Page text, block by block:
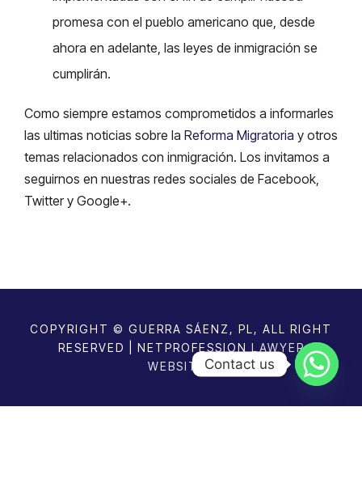
promesa con el pueblo americano que, desde
ahora en adelante, las leyes de inmigración se
cumplirán.
Como siempre estamos comprometidos a informarles
las ultimas noticias sobre la Reforma Migratoria y otros
temas relacionados con inmigración. Los invitamos a
seguirnos en nuestras redes sociales de Facebook,
Twitter y Google+.
COPYRIGHT © GUERRA SÁENZ, PL, ALL RIGHT
RESERVED | NETPROFESSION LAWYER
WEBSITESContact us